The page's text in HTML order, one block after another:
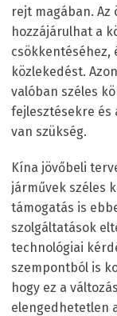
rejt magában.
hozzájárulhat a
csökkentéséhez,
közlekedést.
valóban széles
fejlesztésekre és
van szükség.
Kína jövőbeli
járművek széles
támogatás is
szolgáltatások
technológiai
szempontból is
hogy ez a
elengedhetetlen